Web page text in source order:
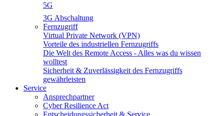
5G
3G Abschaltung
Fernzugriff
Virtual Private Network (VPN)
Vorteile des industriellen Fernzugriffs
Die Welt des Remote Access - Alles was du wissen
wolltest
Sicherheit & Zuverlässigkeit des Fernzugriffs
gewährleisten
Service
Ansprechpartner
Cyber Resilience Act
Entscheidungssicherheit & Service